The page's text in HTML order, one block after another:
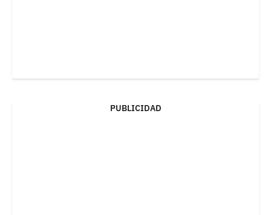
PUBLICIDAD